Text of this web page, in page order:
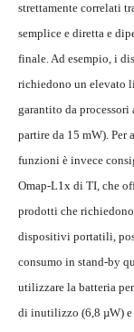
strettamente correlati
semplice e diretta e
finale. Ad esempio, i
richiedono un elevato
garantito da
partire da 15 mW).
funzioni è invece
Omap-L1x di TI, che
prodotti che
dispositivi portatili,
consumo in stand-by
utilizzare la batteria
di inutilizzo (6,8 µW)